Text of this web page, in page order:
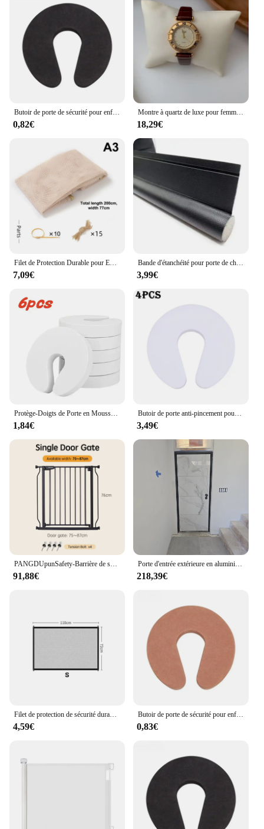
Butoir de porte de sécurité pour enfants, protection contre les doigts, brouilleurs, pincement, sécurité de bébé, maison, cuisine, chambre à coucher, clip
0,82€
Montre à quartz de luxe pour femme, chiffres romains, horloge à cadran, cuir vintage, montres pour dames, mode, boîtier en or, montre-bracelet
18,29€
Filet de Protection Durable pour Enfant, Barrière Polyvalente, Clôture de Pont, Maille Fine pour délégations, Escaliers, Chien
7,09€
Bande d'étanchéité pour porte de chambre à coucher, fond coupe-vent, étanche, anti-insectes, anti-discipline, fuite d'air
3,99€
Protège-Doigts de Porte en Mousse Extra Souple pour Bébé, Protection contre les Pincements, Accessoire de Sécurité pour Enfant, 6 Pièces
1,84€
Butoir de porte anti-pincement pour enfants, protection des doigts, sécurité de la maison, de la cuisine et de la chambre à coucher, 4 pièces, A +
3,49€
PANGDUpunSafety-Barrière de sécurité pour bébé, barrière de sécurité pour enfants, sans perçage, montée sur pression, porte de balcon pour chien, portes pour enfants, clôture pour bébé
91,88€
Porte d'entrée extérieure en aluminium, design de luxe, porte d'entrée moderne de haute sécurité, taille et document personnalisés
218,39€
4,59€
Butoir de porte de sécurité pour enfants, protection contre les doigts, broucroisement, pincement, sécurité de bébé, maison, cuisine, chambre à coucher, clip
0,83€